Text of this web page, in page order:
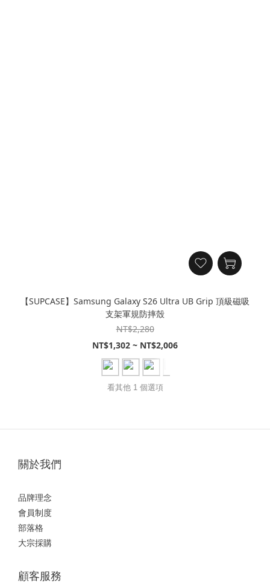
【SUPCASE】Samsung Galaxy S26 Ultra UB Grip 頂級磁吸
支架軍規防摔殼
NT$2,280
NT$1,302 ~ NT$2,006
看其他 1 個選項
關於我們
品牌理念
會員制度
部落格
大宗採購
顧客服務